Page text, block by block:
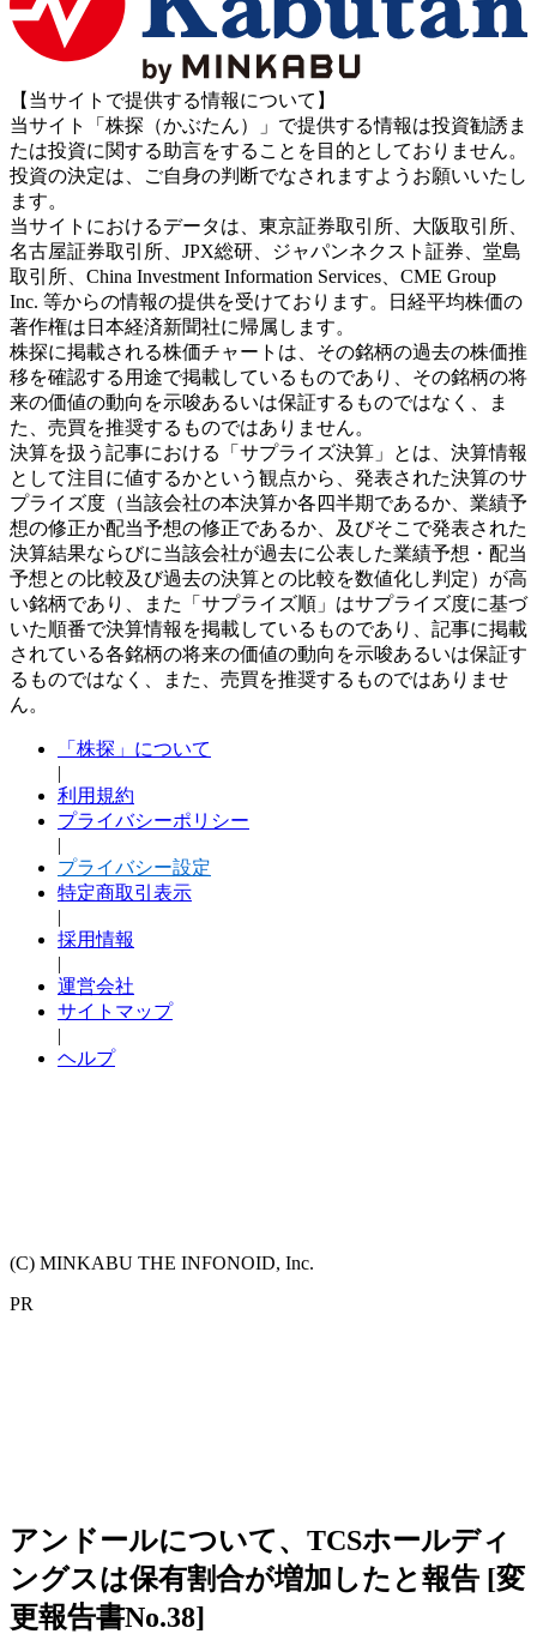
【当サイトで提供する情報について】
当サイト「株探（かぶたん）」で提供する情報は投資勧誘ま
たは投資に関する助言をすることを目的としておりません。
投資の決定は、ご自身の判断でなされますようお願いいたし
ます。
当サイトにおけるデータは、東京証券取引所、大阪取引所、
名古屋証券取引所、JPX総研、ジャパンネクスト証券、堂島
取引所、China Investment Information Services、CME Group
Inc. 等からの情報の提供を受けております。日経平均株価の
著作権は日本経済新聞社に帰属します。
株探に掲載される株価チャートは、その銘柄の過去の株価推
移を確認する用途で掲載しているものであり、その銘柄の将
来の価値の動向を示唆あるいは保証するものではなく、ま
た、売買を推奨するものではありません。
決算を扱う記事における「サプライズ決算」とは、決算情報
として注目に値するかという観点から、発表された決算のサ
プライズ度（当該会社の本決算か各四半期であるか、業績予
想の修正か配当予想の修正であるか、及びそこで発表された
決算結果ならびに当該会社が過去に公表した業績予想・配当
予想との比較及び過去の決算との比較を数値化し判定）が高
い銘柄であり、また「サプライズ順」はサプライズ度に基づ
いた順番で決算情報を掲載しているものであり、記事に掲載
されている各銘柄の将来の価値の動向を示唆あるいは保証す
るものではなく、また、売買を推奨するものではありませ
ん。
「株探」について
|
利用規約
プライバシーポリシー
|
プライバシー設定
特定商取引表示
|
採用情報
|
運営会社
サイトマップ
|
ヘルプ
(C) MINKABU THE INFONOID, Inc.
PR
アンドールについて、TCSホールディ
ングスは保有割合が増加したと報告 [変
更報告書No.38]